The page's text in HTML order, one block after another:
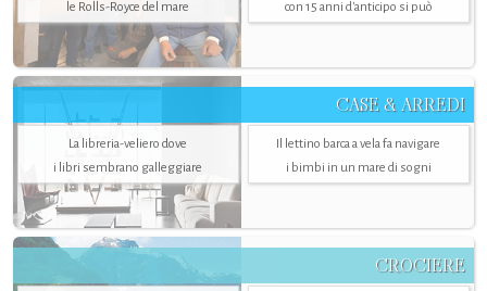
le Rolls-Royce del mare
con 15 anni d'anticipo si può
CASE & ARREDI
La libreria-veliero dove
i libri sembrano galleggiare
Il lettino barca a vela fa navigare
i bimbi in un mare di sogni
CROCIERE